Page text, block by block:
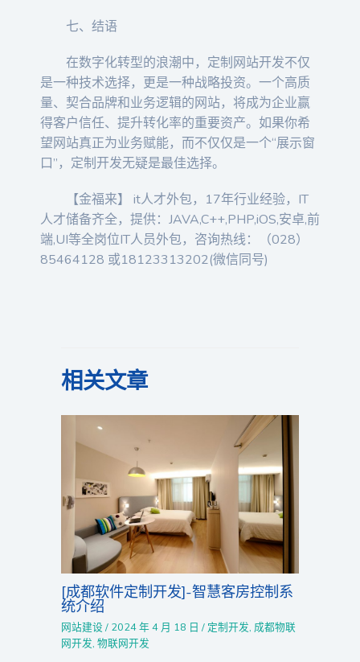
七、结语
在数字化转型的浪潮中，定制网站开发不仅
是一种技术选择，更是一种战略投资。一个高质
量、契合品牌和业务逻辑的网站，将成为企业赢
得客户信任、提升转化率的重要资产。如果你希
望网站真正为业务赋能，而不仅仅是一个“展示窗
口”，定制开发无疑是最佳选择。
【金福来】 it人才外包，17年行业经验，IT
人才储备齐全，提供：JAVA,C++,PHP,iOS,安卓,前
端,UI等全岗位IT人员外包，咨询热线：（028）
85464128 或18123313202(微信同号)
相关文章
[成都软件定制开发]-智慧客房控制系
统介绍
网站建设 / 2024 年 4 月 18 日/ 定制开发,成都物联
网开发,物联网开发